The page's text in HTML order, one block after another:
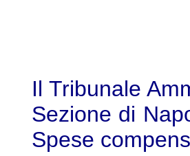
Il Tribunale
Sezione di
Spese